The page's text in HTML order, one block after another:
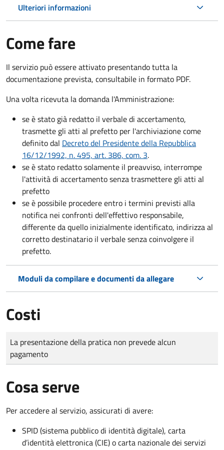
Ulteriori informazioni
Come fare
Il servizio può essere attivato presentando tutta la
documentazione prevista, consultabile in formato PDF.
Una volta ricevuta la domanda l'Amministrazione:
se è stato già redatto il verbale di accertamento,
trasmette gli atti al prefetto per l'archiviazione come
definito dal Decreto del Presidente della Repubblica
16/12/1992, n. 495, art. 386, com. 3.
se è stato redatto solamente il preavviso, interrompe
l'attività di accertamento senza trasmettere gli atti al
prefetto
se è possibile procedere entro i termini previsti alla
notifica nei confronti dell'effettivo responsabile,
differente da quello inizialmente identificato, indirizza al
corretto destinatario il verbale senza coinvolgere il
prefetto.
Moduli da compilare e documenti da allegare
Costi
Tipo di pagamento
Importo
La presentazione della pratica non prevede alcun
pagamento
Cosa serve
Per accedere al servizio, assicurati di avere:
SPID (sistema pubblico di identità digitale), carta
d’identità elettronica (CIE) o carta nazionale dei servizi